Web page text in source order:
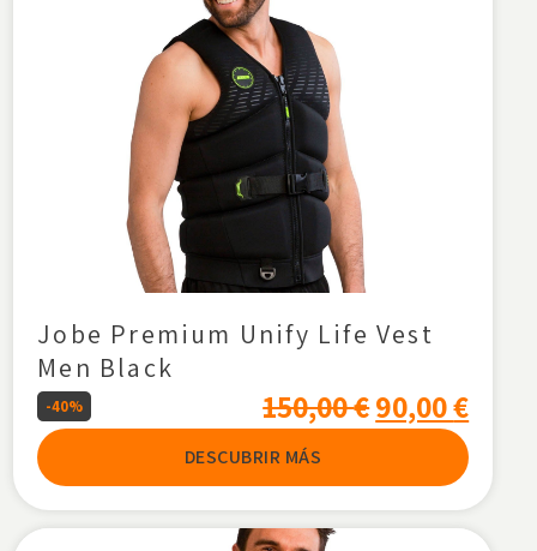
Jobe Premium Unify Life Vest
Men Black
-40% 150,00€90,00€
DESCUBRIR MÁS